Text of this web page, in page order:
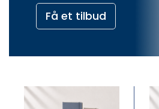
Få et tilbud